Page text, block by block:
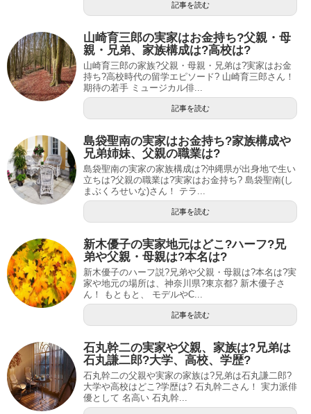
記事を読む
山崎育三郎の実家はお金持ち?父親・母
親・兄弟、家族構成は?高校は?
山崎育三郎の家族?父親・母親・兄弟は?実家はお金
持ち?高校時代の留学エピソード? 山崎育三郎さん！
期待の若手 ミュージカル俳...
記事を読む
島袋聖南の実家はお金持ち?家族構成や
兄弟姉妹、父親の職業は?
島袋聖南の実家の家族構成は?沖縄県が出身地で生い
立ちは?父親の職業は?実家はお金持ち? 島袋聖南(し
まぶくろせいな)さん！ テラ...
記事を読む
新木優子の実家地元はどこ?ハーフ?兄
弟や父親・母親は?本名は?
新木優子のハーフ説?兄弟や父親・母親は?本名は?実
家や地元の場所は、神奈川県?東京都? 新木優子さ
ん！ もともと、 モデルやC...
記事を読む
石丸幹二の実家や父親、家族は?兄弟は
石丸謙二郎?大学、高校、学歴?
石丸幹二の父親や実家の家族は?兄弟は石丸謙二郎?
大学や高校はどこ?学歴は? 石丸幹二さん！ 実力派俳
優として 名高い 石丸幹...